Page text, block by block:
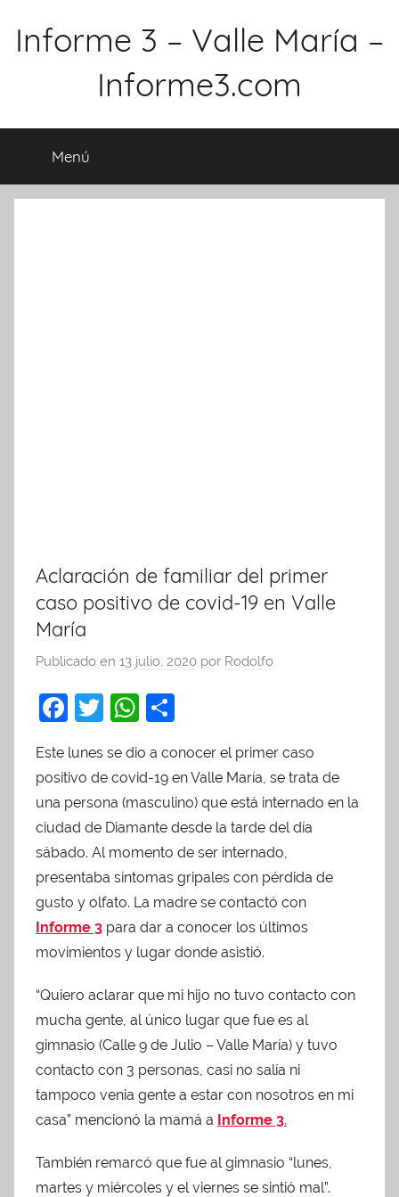
Informe 3 – Valle María –
Informe3.com
Menú
Aclaración de familiar del primer
caso positivo de covid-19 en Valle
María
Publicado en 13 julio, 2020 por Rodolfo
F
c
e
b
o
o
k
T
itt
er
W
at
s
A
p
p
m
p
ar
tir
Este lunes se dio a conocer el primer caso
positivo de covid-19 en Valle María, se trata de
una persona (masculino) que está internado en la
ciudad de Diamante desde la tarde del día
sábado. Al momento de ser internado,
presentaba síntomas gripales con pérdida de
gusto y olfato. La madre se contactó con
Informe 3 para dar a conocer los últimos
movimientos y lugar donde asistió.
“Quiero aclarar que mi hijo no tuvo contacto con
mucha gente, al único lugar que fue es al
gimnasio (Calle 9 de Julio – Valle María) y tuvo
contacto con 3 personas, casi no salía ni
tampoco venia gente a estar con nosotros en mi
casa” mencionó la mamá a Informe 3.
También remarcó que fue al gimnasio “lunes,
martes y miércoles y el viernes se sintió mal”.